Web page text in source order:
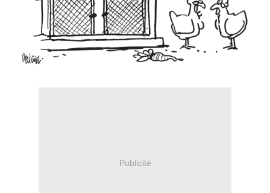
Publicité